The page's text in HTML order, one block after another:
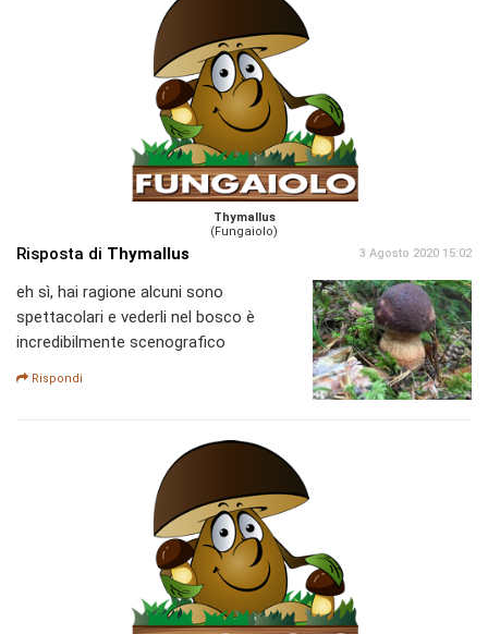
Thymallus
(Fungaiolo)
Risposta di Thymallus 3 Agosto 2020 15:02
eh sì, hai ragione alcuni sono
spettacolari e vederli nel bosco è
incredibilmente scenografico
Rispondi